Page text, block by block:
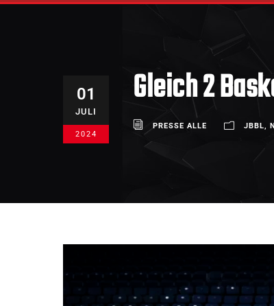
01
JULI
2024
Gleich 2
PRESSE ALLE JBBL,